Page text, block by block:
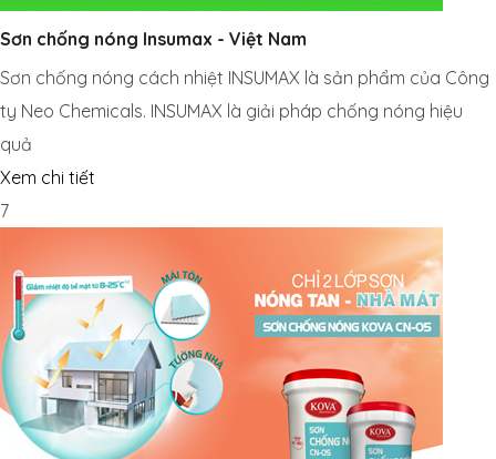
Sơn chống nóng Insumax - Việt Nam
Sơn chống nóng cách nhiệt INSUMAX là sản phẩm của Công
ty Neo Chemicals. INSUMAX là giải pháp chống nóng hiệu
quả
Xem chi tiết
7